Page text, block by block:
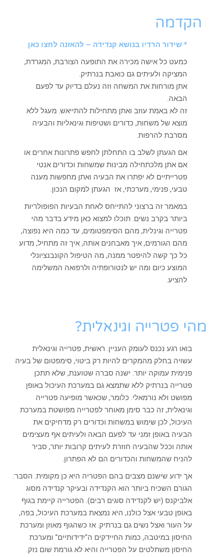
הקדמה
* שידור הרדיו בנושא קנדידה – להאזנה לחצו כאן
כמעט כל אישה מכירה את התופעה הצורבת, המגרדת,
המציקה ולעיתים גם כואבת בנרתיק.
אתן מורחות את המשחה וזה נעלם בדיוק עד לפעם
הבאה.
זה לא באמת עוזב ואתן מתחילות להתייאש. מעגל ללא
מוצא של משחות, כדורים ושטיפות וגינאליות והבעיה
מסרבת להרפות.
אם הגעתן לשלב בו התחלתן לחפש פתרונות אחרים או
אם אתן מלכתחילה מבינות שמשחות וכדורים אנטי
פטרייתיים לא יפתרו את הבעיה ואתן מחפשות מענה
טבעי, פנימי, מערכתי, אז הגעתן למקום הנכון.
במאמר זה ברצוני להתייחס לאחת הבעיות הפופולריות
ביותר בקרב נשים. תוכלו למצוא כאן מידע בדבר מהי
פטרייה וגינלית, מהם הסימפטומים, עד כמה היא נפוצה,
מהם הגורמים, איך מאבחנים אותה, איך זה מתחיל, מדוע
כל כך קשה להיפטר ממנה, מה הטיפול הקונבנציונלי
המוצע כיום ומה יש לנטורופתיה ולרפואה המשלימה
להציע.
מהי פטרייה וגינאלית?
בואו רגע נכנס לעומק העניין. ראשית, פטרייה וגינאלית
עשויה בחלק מהמקרים להיות רק ביטוי, סימפטום של בעיה
פנימית עמוקה יותר. ישנה סברה שטוענת, שלא תתכן
פטרייה בנרתיק ללא שתמצא גם במערכת העיכול באופן
מפושט ולא נורמאלי. כלומר, שכאשר מופיעה פטרייה
וגינאלית, זה כבר סימן מאוחר לפטרייה מפושטת במערכת
העיכול, לכן שימוש במשחות וכדורים רק מדחיקים את
הבעיה באופן זמני עד לפעם הבאה ולעיתים אף מעצימים
אותה וככל שהבעיה חוזרת לעיתים קרובות יותר, סביר
להניח שהמשחות והכדורים הם לא הפתרון.
אך ידוע שישנם מצבים בהם הפטריה היא כן מקומית. הסבר:
הגורם השכיח ביותר הוא הקנדידה ובעיקר קנדידה מסוג
אלביקנס (יש לקנדידה סוגים רבים). הפטרייה קיימת בגוף
באופן טבעי אצל כולנו, היא נמצאת במערכת העיכול, בפה,
על העור ואצל נשים גם בנרתיק. אז כשהגוף מאוזן ומערכת
החיסון במיטבה, כמות החיידקים ה"ידידותיים" ומערכת
החיסון משתלטים על הפטרייה והיא לא גורמת שום נזק.